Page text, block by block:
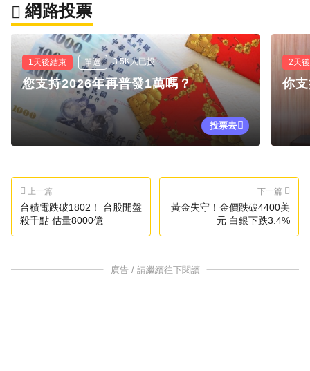
網路投票
1天後結束 單選 3.5K人已投
您支持2026年再普發1萬嗎？
投票去
2天
你
上一篇
台積電跌破1802！ 台股開盤
殺千點 估量8000億
下一篇
黃金失守！金價跌破4400美
元 白銀下跌3.4%
廣告 / 請繼續往下閱讀